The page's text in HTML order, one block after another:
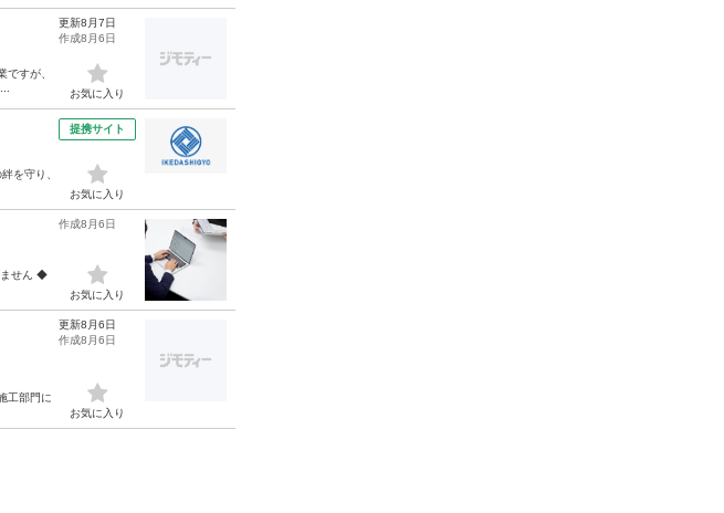
すが、
更新8月7日
作成8月6日
お気に入り
を守り、
提携サイト
お気に入り
ません ◆
作成8月6日
お気に入り
工部門に
更新8月6日
作成8月6日
お気に入り